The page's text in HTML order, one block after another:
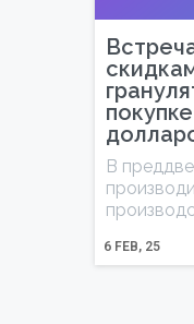
6 FEB, 25
В